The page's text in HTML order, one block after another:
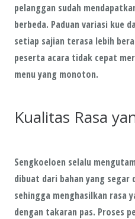
pelanggan sudah
berbeda. Paduan variasi kue
setiap sajian terasa lebih
peserta acara tidak cepat
menu yang monoton.
Kualitas Rasa
Sengkoeloen selalu
dibuat dari bahan yang
sehingga menghasilkan rasa
dengan takaran pas. Proses